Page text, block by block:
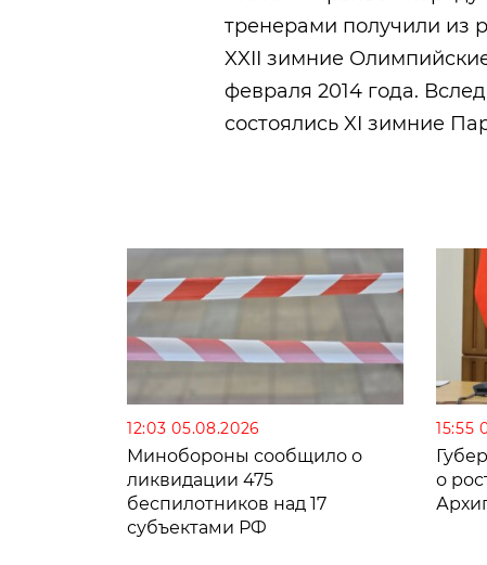
тренерами получили из
XXII зимние
февраля 2014 года.
состоялись XI зимние
12:03 05.08.2026
Минобороны сообщило о
ликвидации 475
беспилотников над 17
субъектами РФ
15:55
о